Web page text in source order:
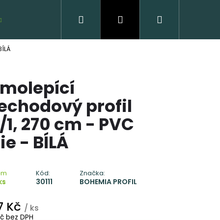
VZORKY ZDARMA Přihlášení
profil
270 cm - PVC
- BÍLÁ
Kód:
30111
Značka:
BOHEMIA PROFIL
Kč / ks
bez DPH
PODLAHA DUB